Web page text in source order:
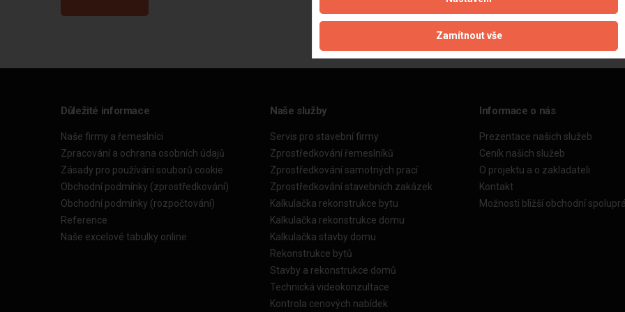
Důležité informace
Naše firmy a řemeslníci
Zpracování a ochrana osobních údajů
Zásady pro používání souborů cookie
Obchodní podmínky (zprostředkování)
Obchodní podmínky (rozpočtování)
Reference
Naše excelové tabulky online
Naše služby
Servis pro stavební firmy
Zprostředkování řemeslníků
Zprostředkování samotných prací
Zprostředkování stavebních zakázek
Kalkulačka rekonstrukce bytu
Kalkulačka rekonstrukce domu
Kalkulačka stavby domu
Rekonstrukce bytů
Stavby a rekonstrukce domů
Technická videokonzultace
Kontrola cenových nabídek
Informace o nás
Prezentace našich služeb
Ceník našich služeb
O projektu a o zakladateli
Kontakt
Možnosti bližší obchodní
Zamítnout vše